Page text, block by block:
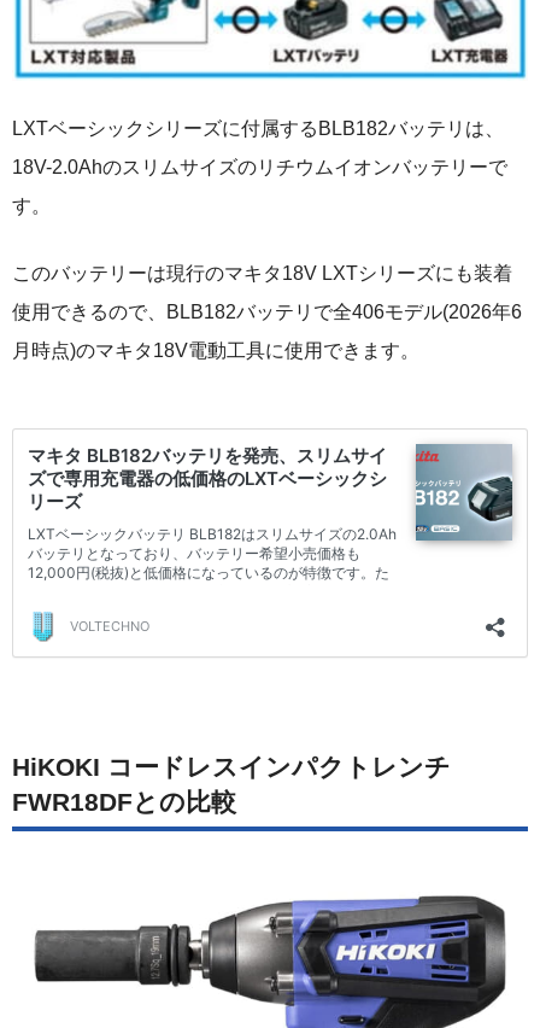
LXTベーシックシリーズに付属するBLB182バッテリは、
18V-2.0Ahのスリムサイズのリチウムイオンバッテリーで
す。
このバッテリーは現行のマキタ18V LXTシリーズにも装着
使用できるので、BLB182バッテリで全406モデル(2026年6
月時点)のマキタ18V電動工具に使用できます。
HiKOKI コードレスインパクトレンチ
FWR18DFとの比較